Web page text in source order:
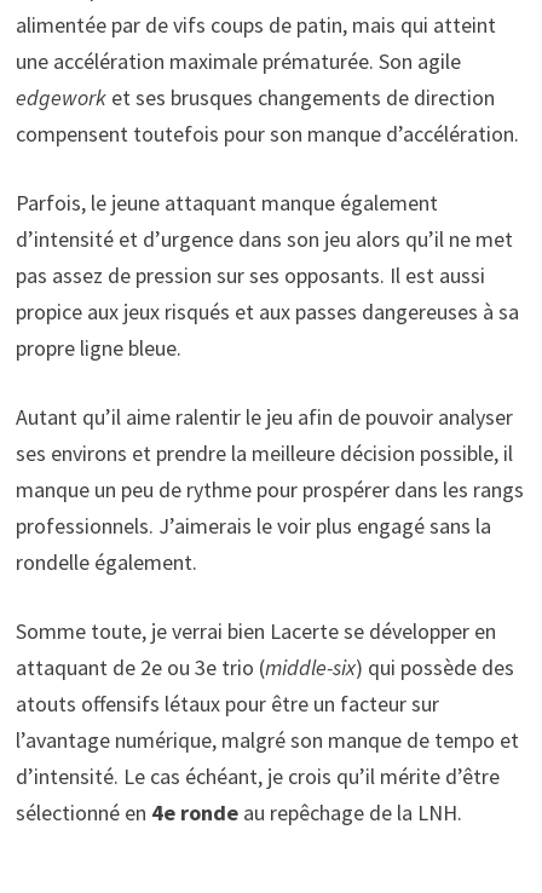
alimentée par de vifs coups de patin, mais qui atteint
une accélération maximale prématurée. Son agile
edgeworket ses brusques changements de direction
compensent toutefois pour son manque d’accélération.
Parfois, le jeune attaquant manque également
d’intensité et d’urgence dans son jeu alors qu’il ne met
pas assez de pression sur ses opposants. Il est aussi
propice aux jeux risqués et aux passes dangereuses à sa
propre ligne bleue.
Autant qu’il aime ralentir le jeu afin de pouvoir analyser
ses environs et prendre la meilleure décision possible, il
manque un peu de rythme pour prospérer dans les rangs
professionnels. J’aimerais le voir plus engagé sans la
rondelle également.
Somme toute, je verrai bien Lacerte se développer en
attaquant de 2e ou 3e trio (middle-six) qui possède des
atouts offensifs létaux pour être un facteur sur
l’avantage numérique, malgré son manque de tempo et
d’intensité. Le cas échéant, je crois qu’il mérite d’être
sélectionné en 4e rondeau repêchage de la LNH.